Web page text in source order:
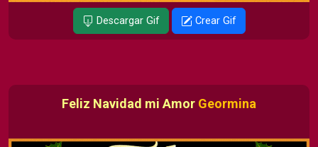
Descargar Gif Crear Gif
Feliz Navidad mi Amor Geormina